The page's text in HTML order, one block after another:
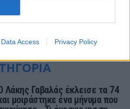
Data Access Privacy Policy
Λάκης Γαβαλάς έκλεισε τα 74
μοιράστηκε ένα μήνυμα που